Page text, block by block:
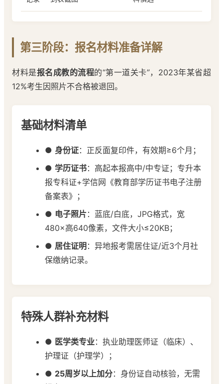
第三阶段：报名材料准备详解
材料是报名成教的流程的“第一道关卡”，2023年某省超
12%考生因照片不合格被退回。
基础材料清单
● 身份证：正反面复印件，有效期≥6个月；
● 学历证书：高起本报高中/中专证；专升本
报专科证+学信网《教育部学历证书电子注册
备案表》；
● 电子照片 ：蓝底/白底，JPG格式，宽
480×高640像素，文件大小≤20KB；
● 居住证明 ：异地报考需居住证/近3个月社
保缴纳记录。
特殊人群补充材料
● 医学类专业：执业助理医师证（临床）、
护理证（护理学）；
● 25周岁以上加分：身份证自动核验，无需